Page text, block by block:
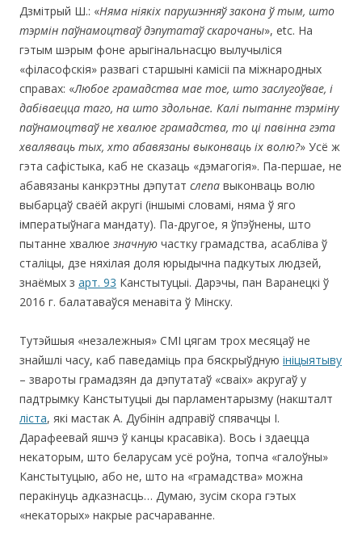
Дзмітрый Ш.: «Няма ніякіх парушэнняў закона ў тым, што
тэрмін паўнамоцтваў дэпутатаў скарочаны», etc. На
гэтым шэрым фоне арыгінальнасцю вылучыліся
«філасофскія» развагі старшыні камісіі па міжнародных
справах: «Любое грамадства мае тое, што заслугоўвае, і
дабіваецца таго, на што здольнае. Калі пытанне тэрміну
паўнамоцтваў не хвалюе грамадства, то ці павінна гэта
хваляваць тых, хто абавязаны выконваць іх волю?» Усё ж
гэта сафістыка, каб не сказаць «дэмагогія». Па-першае, не
абавязаны канкрэтны дэпутат слепа выконваць волю
выбарцаў сваёй акругі (іншымі словамі, няма ў яго
імператыўнага мандату). Па-другое, я ўпэўнены, што
пытанне хвалюе значную частку грамадства, асабліва ў
сталіцы, дзе няхілая доля юрыдычна падкутых людзей,
знаёмых з арт. 93 Канстытуцыі. Дарэчы, пан Варанецкі ў
2016 г. балатаваўся менавіта ў Мінску.
Тутэйшыя «незалежныя» СМІ цягам трох месяцаў не
знайшлі часу, каб паведаміць пра бяскрыўдную ініцыятыву
– звароты грамадзян да дэпутатаў «сваіх» акругаў у
падтрымку Канстытуцыі ды парламентарызму (накшталт
ліста, які мастак А. Дубінін адправіў спявачцы І.
Дарафеевай яшчэ ў канцы красавіка). Вось і здаецца
некаторым, што беларусам усё роўна, топча «галоўны»
Канстытуцыю, або не, што на «грамадства» можна
перакінуць адказнасць… Думаю, зусім скора гэтых
«некаторых» накрые расчараванне.